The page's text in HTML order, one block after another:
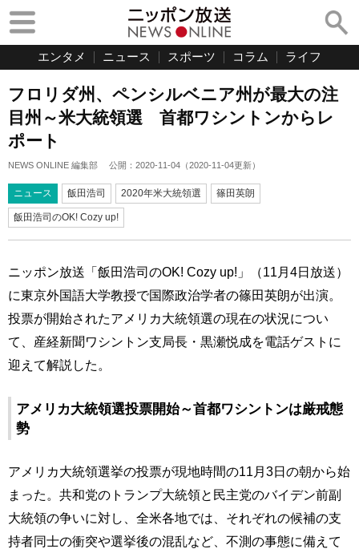
エンタメ ニュース スポーツ コラム ライフ
フロリダ州、ペンシルベニア州が最大の注
目州～米大統領選 首都ワシントンからレ
ポート
NEWS ONLINE 編集部 公開： 2020-11-04 （2020-11-04更新）
ニュース 飯田浩司 2020年米大統領選 篠田英朗
飯田浩司のOK! Cozy up!
ニッポン放送「飯田浩司のOK! Cozy up!」（11月4日放送）
に東京外国語大学教授で国際政治学者の篠田英朗が出演。
投票が開始されたアメリカ大統領選の現在の状況につい
て、産経新聞ワシントン支局長・黒瀬悦成を電話ゲストに
迎えて解説した。
アメリカ大統領選投票開始～首都ワシントンは厳戒態
勢
アメリカ大統領選挙の投票が現地時間の11月3日の朝から始
まった。共和党のトランプ大統領と民主党のバイデン前副
大統領の争いに対し、全米各地では、それぞれの候補の支
持者同士の衝突や選挙後の混乱など、不測の事態に備えて